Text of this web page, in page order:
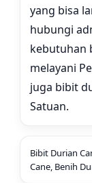
yang bisa
hubungi
kebutuhan
melayani
juga bibit
Satuan.
Bibit Durian
Cane, Benih